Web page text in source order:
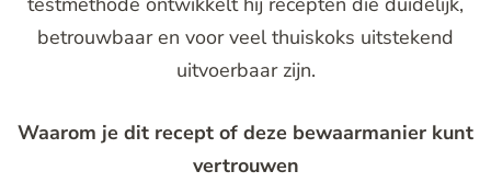
betrouwbaar en voor veel thuiskoks uitstekend
uitvoerbaar zijn.
Waarom je dit recept of deze bewaarmanier kunt
vertrouwen